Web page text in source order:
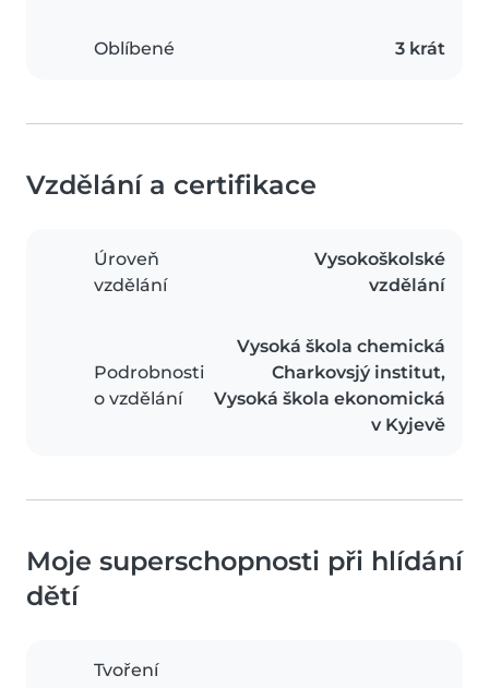
Oblíbené 3 krát
Vzdělání a certifikace
Úroveň
vzdělání
Vysokoškolské
vzdělání
Podrobnosti
o vzdělání
Vysoká škola chemická
Charkovsjý institut,
Vysoká škola ekonomická
v Kyjevě
Moje superschopnosti při hlídání
dětí
Tvoření